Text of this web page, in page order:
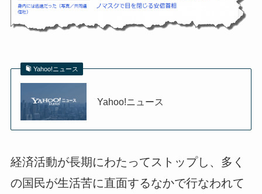
Yahoo!ニュース
Yahoo!ニュース
経済活動が長期にわたってストップし、多く
の国民が生活苦に直面するなかで行なわれて